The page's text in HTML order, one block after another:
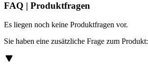
FAQ | Produktfragen
Es liegen noch keine Produktfragen vor.
Sie haben eine zusätzliche Frage zum Produkt: